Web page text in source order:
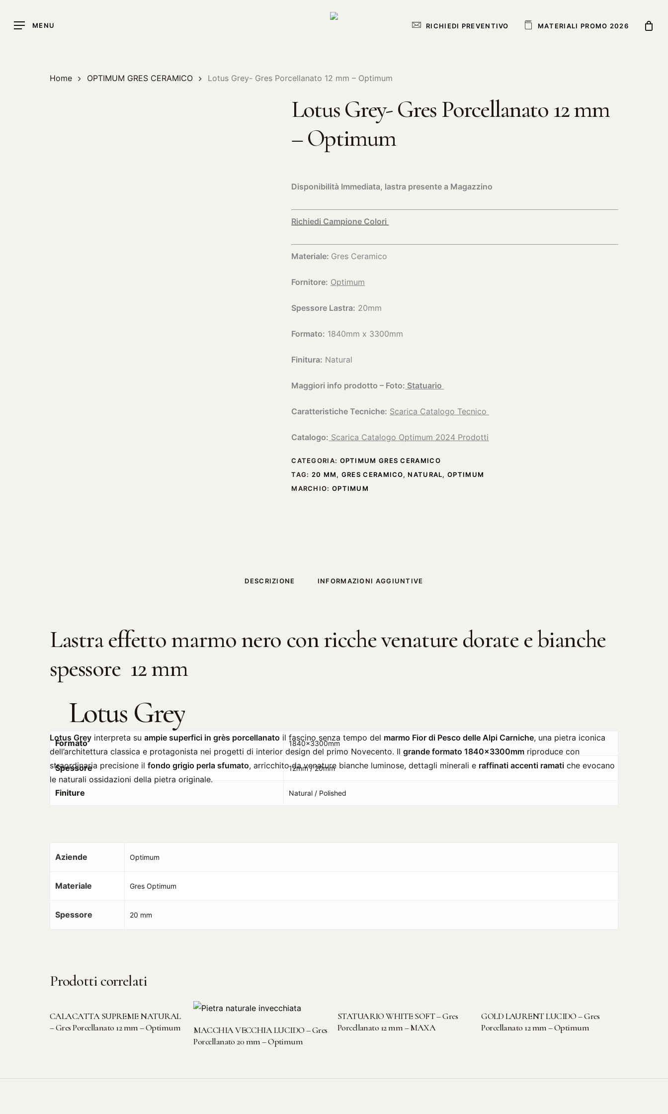
MENU RICHIEDI PREVENTIVO MAT ERIALI PROMO 2026
Home OPTIMUM GRES CERAMICO Lotus Grey- Gres Porcellanato 12 mm – Optimum
Lotus Grey- Gres Porcellanato 12 mm
– Optimum
Disponibilità Immediata, lastra presente a Magazzino
Richiedi Campione Colori
Materiale: Gres Ceramico
Fornitore: Optimum
Spessore Lastra: 20mm
Formato: 1840mm x 3300mm
Finitura: Natural
Maggiori info prodotto – Foto: Statuario
Caratteristiche Tecniche: Scarica Catalogo Tecnico
Catalogo: Scarica Catalogo Optimum 2024 Prodotti
CATEGORIA: OPTIMUM GRES CERAMICO
TAG: 20 MM, GRES CERAMICO, NATURAL,OPTIMUM
MARCHIO: OPTIMUM
DESCRIZIONE INFORMAZIONI AGGIUNTIVE
Lastra effetto marmo nero con ricche venature dorate e bianche
spessore 12 mm
Lotus Grey
Lotus Grey interpreta su ampie superfici in grès porcellanato il fascino senza tempo del marmo Fior di Pesco delle Alpi Carniche, una pietra iconica
dell’architettura classica e protagonista nei progetti di interior design del primo Novecento. Il grande formato 1840x3300mm riproduce con
straordinaria precisione il fondo grigio perla sfumato, arricchito da venature bianche luminose, dettagli minerali e raffinati accenti ramati che evocano
le naturali ossidazioni della pietra originale.
Formato 1840x3300mm
Spessore 12mm / 20mm
Finiture Natural / Polished
Aziende Optimum
Materiale Gres Optimum
Spessore 20 mm
Prodotti correlati
LEGGI TUTTO
CALACATTA SUPREME NATURAL
– Gres Porcellanato 12 mm – Optimum
MACCHIA VECCHIA LUCIDO – Gres
Porcellanato 20 mm – Optimum
LEGGI TUTTO
STATUARIO WHITE SOFT – Gres
Porcellanato 12 mm – MAXA
LEGGI TUTTO
GOLD LAURENT LUCIDO – Gres
Porcellanato 12 mm – Optimum